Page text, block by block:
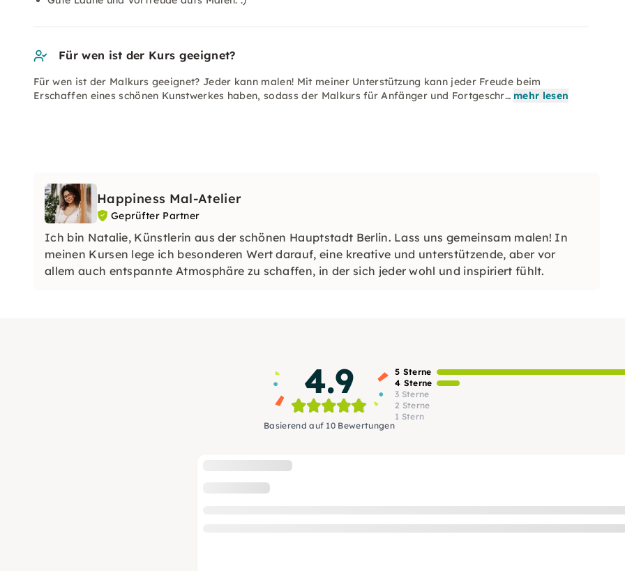
Für wen ist der Kurs geeignet?
Für wen ist der Malkurs geeignet? Jeder kann malen! Mit meiner Unterstützung kann jeder Freude beim
Erschaffen eines schönen Kunstwerkes haben, sodass der Malkurs für Anfänger und Fortgeschr… mehr lesen
Happiness Mal-Atelier
Geprüfter Partner
Ich bin Natalie, Künstlerin aus der schönen Hauptstadt Berlin. Lass uns gemeinsam malen! In
meinen Kursen lege ich besonderen Wert darauf, eine kreative und unterstützende, aber vor
allem auch entspannte Atmosphäre zu schaffen, in der sich jeder wohl und inspiriert fühlt.
4.9
Basierend auf 10 Bewertungen
5 Sterne
4 Sterne
3 Sterne
2 Sterne
1 Stern